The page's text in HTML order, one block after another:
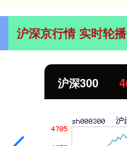
沪深京行情 实时轮播
沪深300 4694.44